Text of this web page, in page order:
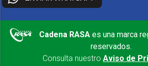
Cadena RASA es una marca
reservados.
Consulta nuestro Aviso de